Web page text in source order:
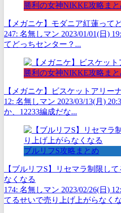
勝利の女神NIKKE攻略まと
【メガニケ】モダニア紅蓮って
247: 名無しマン 2023/01/01(日)
てどっちセンター？...
勝利の女神NIKKE攻略まと
【メガニケ】ビスケットアリー
12: 名無しマン 2023/03/13(月)
か、12233編成だな...
ブルリフS攻略まとめ
【ブルリフS】リセマラ制限し
なくなる
174: 名無しマン 2023/02/26(日)
てるせいで売り上げ上がらなく